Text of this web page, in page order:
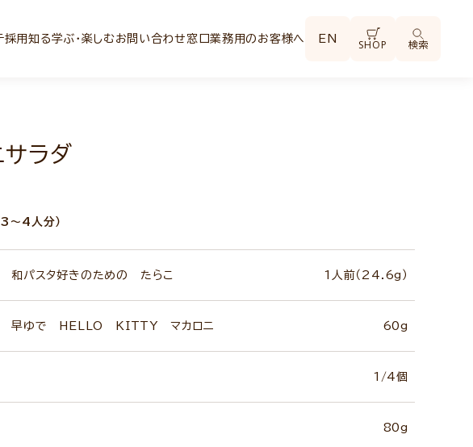
採用知る学ぶ・楽しむお問い合わせ窓口業務用のお客様へ EN SHOP 検索
サラダ
3～4人分）
和パスタ好きのための たらこ 1人前（24.6g）
早ゆで HELLO KITTY マカロニ 60g
1/4個
80g